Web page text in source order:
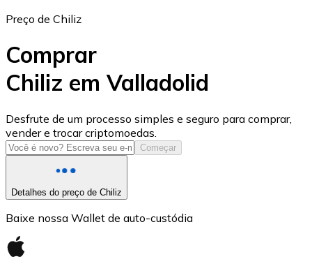
USD Coin
USDC
Preço de Chiliz
Comprar
Chiliz em Valladolid
Desfrute de um processo simples e seguro para comprar,
vender e trocar criptomoedas.
Começar
Detalhes do preço de Chiliz
Baixe nossa Wallet de auto-custódia